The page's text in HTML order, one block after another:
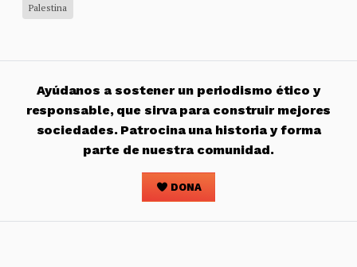
Palestina
Ayúdanos a sostener un periodismo ético y
responsable, que sirva para construir mejores
sociedades. Patrocina una historia y forma
parte de nuestra comunidad.
DONA